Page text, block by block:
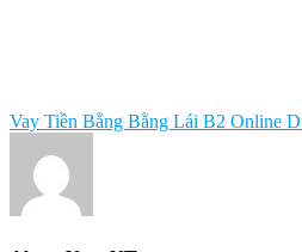
Vay Tiền Bằng Bằng Lái B2 Online